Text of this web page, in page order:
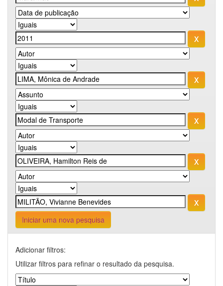
Iniciar uma nova pesquisa
Adicionar filtros:
Utilizar filtros para refinar o resultado da pesquisa.